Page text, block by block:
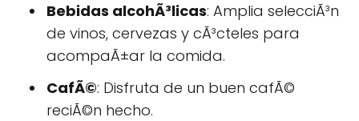
Bebidas alcohÃ³licas: Amplia selecciÃ³n
de vinos, cervezas y cÃ³cteles para
acompaÃ±ar la comida.
CafÃ©: Disfruta de un buen cafÃ©
reciÃ©n hecho.